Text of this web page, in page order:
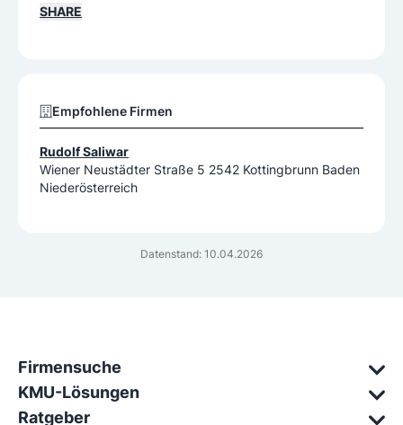
Datenstand: 10.04.2026
SHARE
Empfohlene Firmen
Rudolf Saliwar
Wiener Neustädter Straße 5 2542 Kottingbrunn Baden
Niederösterreich
Firmensuche
KMU-Lösungen
Ratgeber